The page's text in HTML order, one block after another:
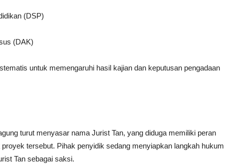
(DSP)
(DAK)
untuk memengaruhi hasil kajian dan keputusan pengadaan
turut menyasar nama Jurist Tan, yang diduga memiliki peran
tersebut. Pihak penyidik sedang menyiapkan langkah hukum
Tan sebagai saksi.